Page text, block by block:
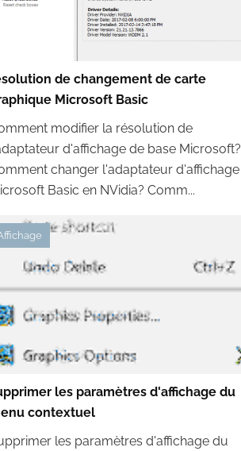
de changement de carte
Microsoft Basic
modifier la résolution de
d'affichage de base Microsoft?
changer l'adaptateur d'affichage
Basic en NVidia? Comm...
les paramètres d'affichage du
contextuel
les paramètres d'affichage du